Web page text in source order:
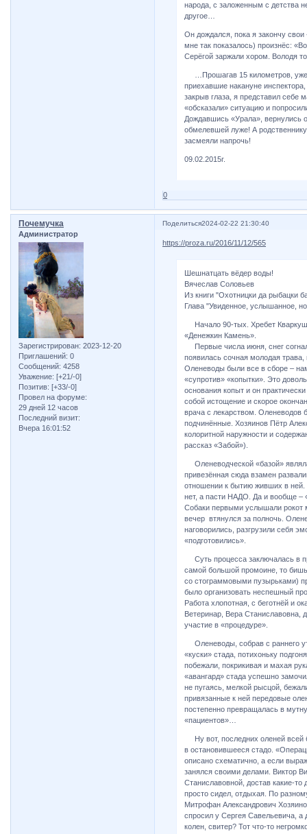
народа, с заложенным с детства
другое…
Он дождался, пока я закончу
мне так показалось) произнёс:
Серёгой заржали хором. Володя
…Прошагав 15 километров, уже
приехавшие накануне
закрыв глаза, я представил
«обсказали» ситуацию и
Дождавшись «Урала», вернулись
обмелевшей луже! А
засмеяли напрочь!
09.02.2015г.
0
Поделиться2024-02-22 21:30:40
Почемучка
Администратор
Зарегистрирован: 2023-12-20
Приглашений: 0
Сообщений: 4258
Уважение: [+21/-0]
Позитив: [+33/-0]
Провел на форуме:
29 дней 12 часов
Последний визит:
Вчера 16:01:52
https://proza.ru/2016/11/12/565
Шешнатцать вёдер воды!
Вячеслав Соловьев
Из книги "Охотницки да рыбацки
Глава "Увиденное, услышанное,
Начало 90-тых. Хребет Кваркуш
«Денежкин Камень».
Первые числа июня, снег
появилась сочная молодая
Оленеводы были все в сборе –
«супротив» «копытки». Это
основания копыт и он
собой истощение и скорое
врача с лекарством. Оленеводов
подчинённые. Хозяинов Пётр
колоритной наружности и
рассказ «Забой»).
Оленеводческой «базой»
привезённая сюда взамен
отношении к бытию живших в ней.
нет, а пасти НАДО. Да и вообще –
Собаки первыми услышали рокот
вечер втянулся за полночь.
наговорились, разгрузили себя
«подготовились».
Суть процесса заключалась в
самой большой промоине, то
со стограммовыми пузырьками)
было организовать неспешный
Работа хлопотная, с беготнёй и
Ветеринар, Вера Станиславовна,
участие в «процедуре».
Оленеводы, собрав с раннего
«куски» стада, потихоньку
побежали, покрикивая и махая
«авангард» стада успешно
не пугаясь, мелкой рысцой,
привязанные к ней передовые
постепенно превращалась в
«пациентов»…
Ну вот, последних оленей всей
в остановившееся стадо.
описано схематично, а если
занялся своими делами. Виктор
Станиславовной, достав какие-то
просто сидел, отдыхая. По
Митрофан Александрович
спросил у Сергея Савельевича, а
колен, свитер? Тот что-то